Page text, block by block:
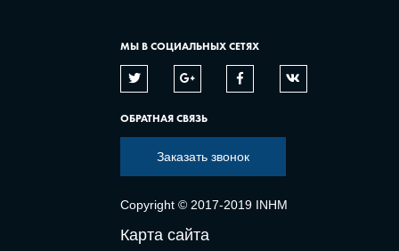
МЫ В СОЦИАЛЬНЫХ СЕТЯХ
ОБРАТНАЯ СВЯЗЬ
Заказать звонок
Copyright © 2017-2019 INHM
Карта сайта